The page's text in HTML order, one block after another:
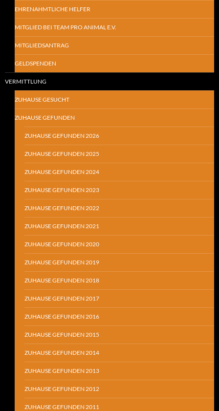
EHRENAHMTLICHE HELFER
MITGLIED BEI TEAM PRO ANIMAL E.V.
MITGLIEDSANTRAG
GELDSPENDEN
VERMITTLUNG
ZUHAUSE GESUCHT
ZUHAUSE GEFUNDEN
ZUHAUSE GEFUNDEN 2026
ZUHAUSE GEFUNDEN 2025
ZUHAUSE GEFUNDEN 2024
ZUHAUSE GEFUNDEN 2023
ZUHAUSE GEFUNDEN 2022
ZUHAUSE GEFUNDEN 2021
ZUHAUSE GEFUNDEN 2020
ZUHAUSE GEFUNDEN 2019
ZUHAUSE GEFUNDEN 2018
ZUHAUSE GEFUNDEN 2017
ZUHAUSE GEFUNDEN 2016
ZUHAUSE GEFUNDEN 2015
ZUHAUSE GEFUNDEN 2014
ZUHAUSE GEFUNDEN 2013
ZUHAUSE GEFUNDEN 2012
ZUHAUSE GEFUNDEN 2011